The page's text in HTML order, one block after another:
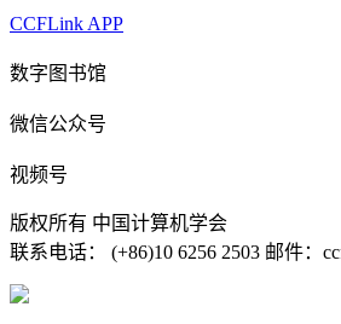
CCFLink APP
数字图书馆
微信公众号
视频号
版权所有 中国计算机学会
联系电话： (+86)10 6256 2503 邮件：